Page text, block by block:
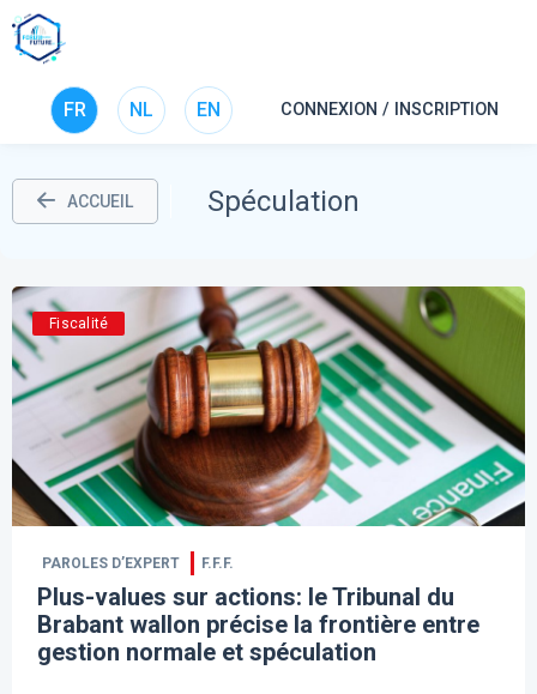
FR NL EN CONNEXION / INSCRIPTION
ACCUEIL Spéculation
Fiscalité
PAROLES D’EXPERT F.F.F.
Plus-values sur actions: le Tribunal du
Brabant wallon précise la frontière entre
gestion normale et spéculation